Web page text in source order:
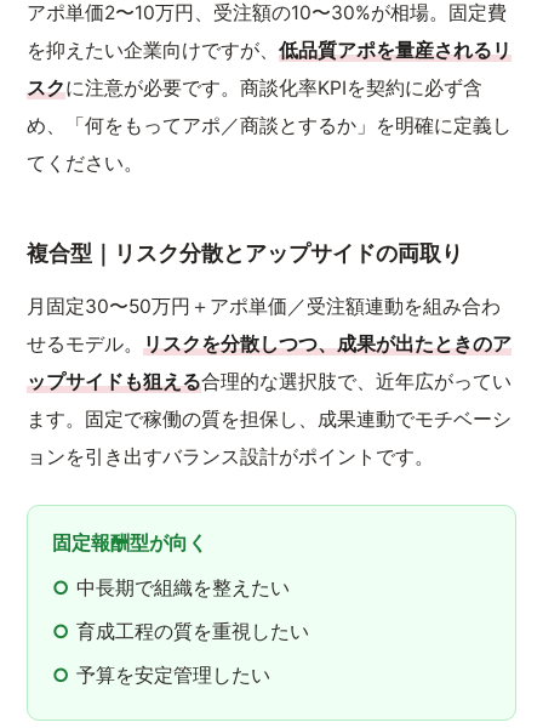
アポ単価2〜10万円、受注額の10〜30%が相場。固定費
を抑えたい企業向けですが、低品質アポを量産されるリ
スクに注意が必要です。商談化率KPIを契約に必ず含
め、「何をもってアポ／商談とするか」を明確に定義し
てください。
複合型｜リスク分散とアップサイドの両取り
月固定30〜50万円＋アポ単価／受注額連動を組み合わ
せるモデル。リスクを分散しつつ、成果が出たときのア
ップサイドも狙える合理的な選択肢で、近年広がってい
ます。固定で稼働の質を担保し、成果連動でモチベーシ
ョンを引き出すバランス設計がポイントです。
固定報酬型が向く
中長期で組織を整えたい
育成工程の質を重視したい
予算を安定管理したい